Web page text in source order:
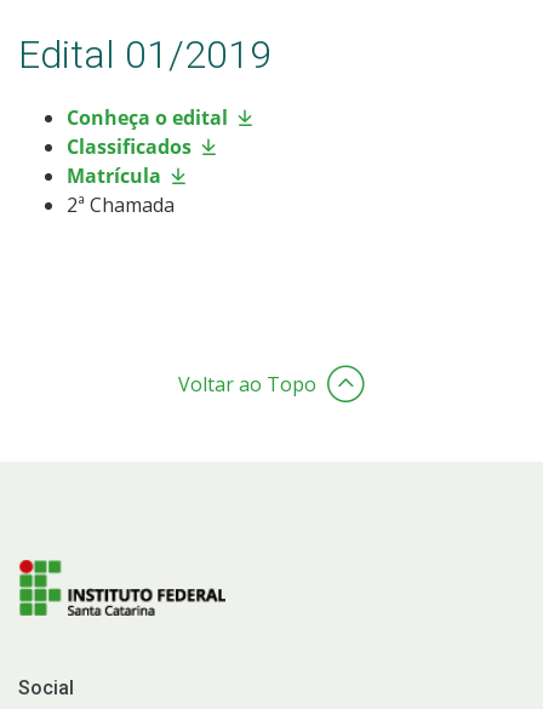
Edital 01/2019
Conheça o edital
Classificados
Matrícula
2ª Chamada
Voltar ao Topo
Social